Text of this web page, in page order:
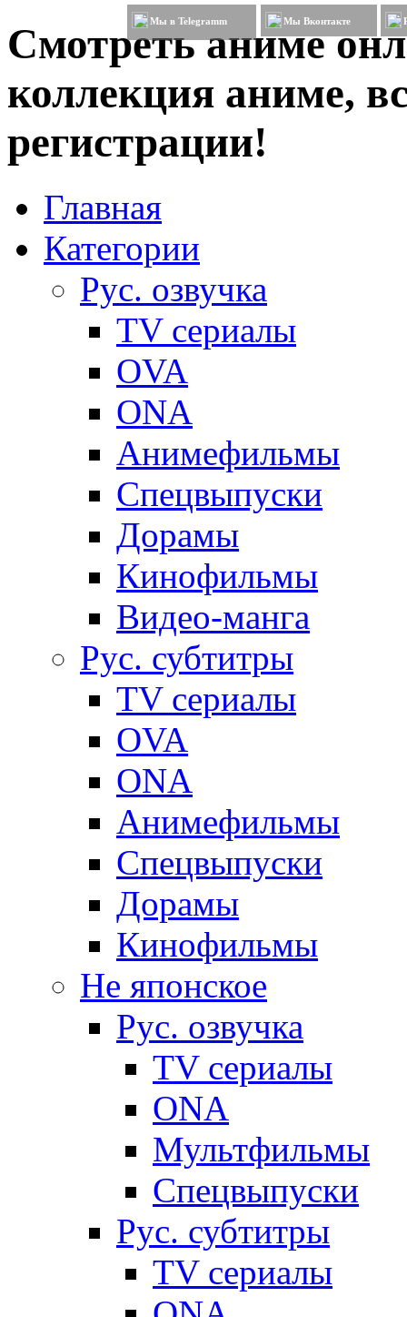
Смотреть аниме
коллекция аниме,
регистрации!
Мы в Telegramm Мы Вконтакте
Главная
Категории
Рус. озвучка
TV сериалы
OVA
ONA
Анимефильмы
Спецвыпуски
Дорамы
Кинофильмы
Видео-манга
Рус. субтитры
TV сериалы
OVA
ONA
Анимефильмы
Спецвыпуски
Дорамы
Кинофильмы
Не японское
Рус. озвучка
TV сериалы
ONA
Мультфильмы
Спецвыпуски
Рус. субтитры
TV сериалы